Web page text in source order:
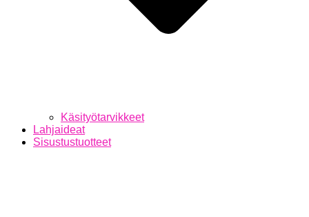
Käsityötarvikkeet
Lahjaideat
Sisustustuotteet